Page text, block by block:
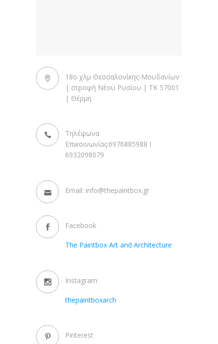
18ο χλμ Θεσσαλονίκης-Μουδανίων
| στροφή Νέου Ρυσίου | ΤΚ 57001
| Θέρμη
Τηλέφωνα
Επικοινωνίας:6976885988 I
6932098079
Email: info@thepaintbox.gr
Facebook
The Paintbox Art and Architecture
Instagram
thepaintboxarch
Pinterest